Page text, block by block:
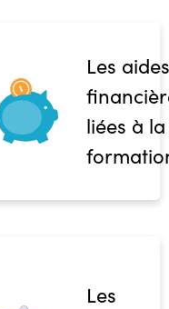
Les aides
liées à la
Les